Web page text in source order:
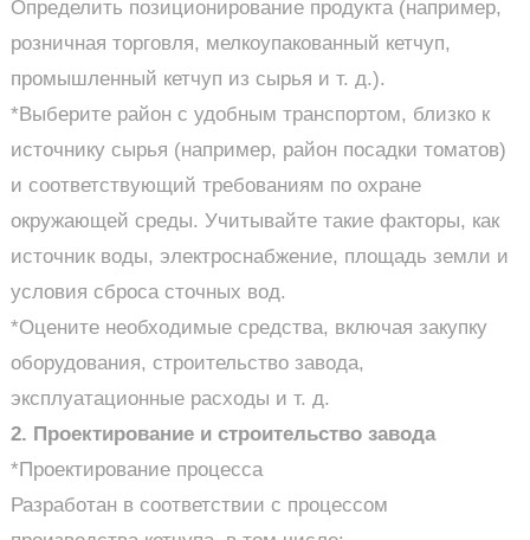
Определить позиционирование продукта (например,
розничная торговля, мелкоупакованный кетчуп,
промышленный кетчуп из сырья и т. д.).
*Выберите район с удобным транспортом, близко к
источнику сырья (например, район посадки томатов)
и соответствующий требованиям по охране
окружающей среды. Учитывайте такие факторы, как
источник воды, электроснабжение, площадь земли и
условия сброса сточных вод.
*Оцените необходимые средства, включая закупку
оборудования, строительство завода,
эксплуатационные расходы и т. д.
2. Проектирование и строительство завода
*Проектирование процесса
Разработан в соответствии с процессом